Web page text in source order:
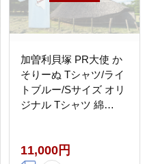
加曽利貝塚 PR大使 か
そりーぬ Tシャツ/ライ
トブルー/Sサイズ オリ
ジナル Tシャツ 綿
11,000円